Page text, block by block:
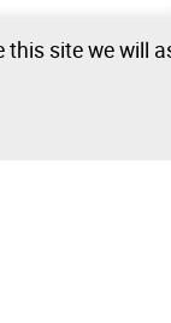
site we will